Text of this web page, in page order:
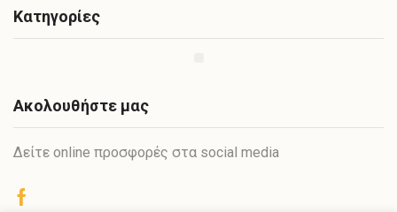
Κατηγορίες
Ακολουθήστε μας
Δείτε online προσφορές στα social media